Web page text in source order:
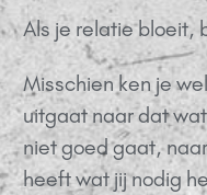
Als je relatie bloeit,
Misschien ken je
uitgaat naar dat
niet goed gaat,
heeft wat jij nodig